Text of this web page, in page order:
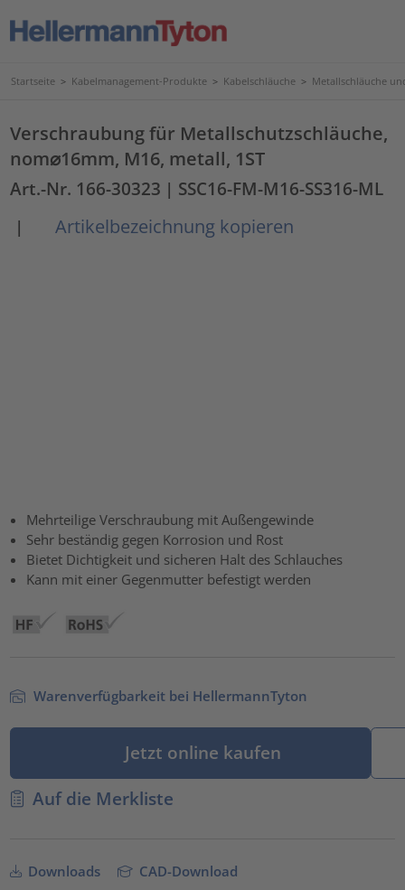
Startseite > Kabelmanagement-Produkte > Kabelschläuche > Metallschläuche
Verschraubung für Metallschutzschläuche,
nom⌀16mm, M16, metall, 1ST
Art.-Nr. 166-30323 | SSC16-FM-M16-SS316-ML
|
Artikelbezeichnung kopieren
Mehrteilige Verschraubung mit Außengewinde
Sehr beständig gegen Korrosion und Rost
Bietet Dichtigkeit und sicheren Halt des Schlauches
Kann mit einer Gegenmutter befestigt werden
Warenverfügbarkeit bei HellermannTyton
Jetzt online kaufen
Auf die Merkliste
Downloads CAD-Download